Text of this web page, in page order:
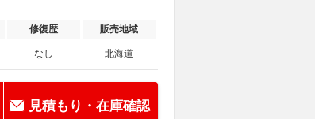
修復歴 販売地域
なし 北海道
見積もり・在庫確認